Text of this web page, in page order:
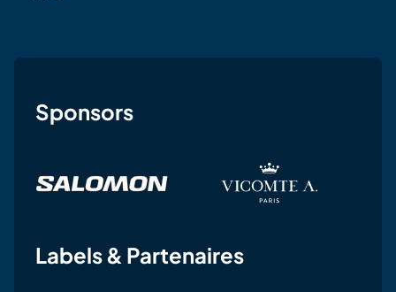
Sponsors
Labels & Partenaires